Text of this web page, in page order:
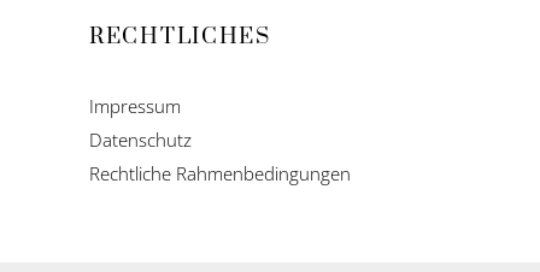
RECHTLICHES
Impressum
Datenschutz
Rechtliche Rahmenbedingungen